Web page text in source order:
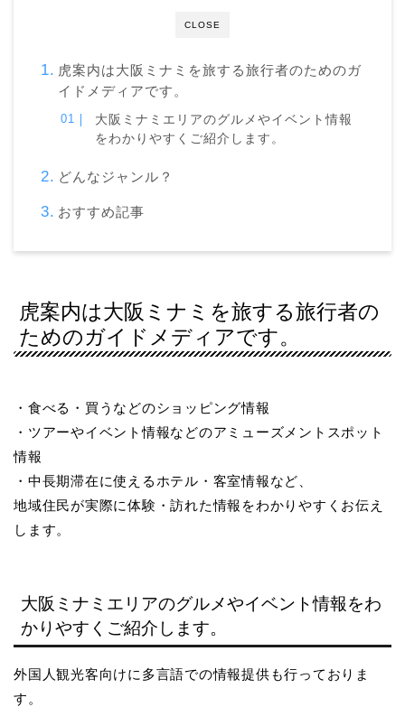
CLOSE
虎案内は大阪ミナミを旅する旅行者のためのガ
イドメディアです。
大阪ミナミエリアのグルメやイベント情報
をわかりやすくご紹介します。
どんなジャンル？
おすすめ記事
虎案内は大阪ミナミを旅する旅行者の
ためのガイドメディアです。
・食べる・買うなどのショッピング情報
・ツアーやイベント情報などのアミューズメントスポット
情報
・中長期滞在に使えるホテル・客室情報など、
地域住民が実際に体験・訪れた情報をわかりやすくお伝え
します。
大阪ミナミエリアのグルメやイベント情報をわ
かりやすくご紹介します。
外国人観光客向けに多言語での情報提供も行っておりま
す。